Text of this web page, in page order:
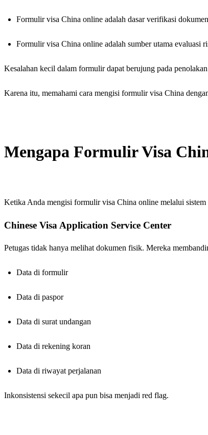
Formulir visa China online adalah dasar verifikasi
Formulir visa China online adalah sumber utama evaluasi
Kesalahan kecil dalam formulir dapat berujung pada
Karena itu, memahami cara mengisi formulir visa China
Mengapa Formulir Visa
Ketika Anda mengisi formulir visa China online melalui sistem
Chinese Visa Application Service Center
Petugas tidak hanya melihat dokumen fisik. Mereka
Data di formulir
Data di paspor
Data di surat undangan
Data di rekening koran
Data di riwayat perjalanan
Inkonsistensi sekecil apa pun bisa menjadi red flag.